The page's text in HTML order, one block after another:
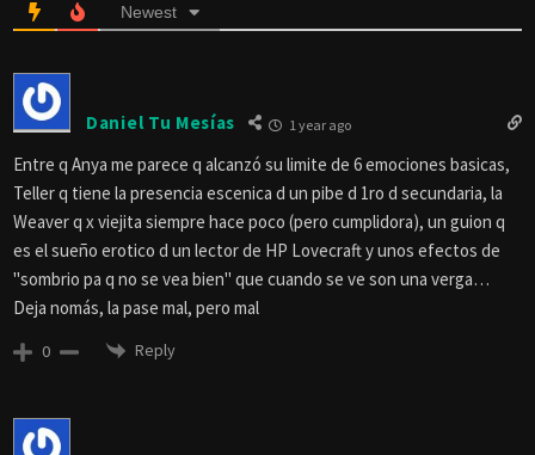
Newest
Daniel Tu Mesías 1 year ago
Entre q Anya me parece q alcanzó su limite de 6 emociones basicas,
Teller q tiene la presencia escenica d un pibe d 1ro d secundaria, la
Weaver q x viejita siempre hace poco (pero cumplidora), un guion q
es el sueño erotico d un lector de HP Lovecraft y unos efectos de
"sombrio pa q no se vea bien" que cuando se ve son una verga…
Deja nomás, la pase mal, pero mal
0 Reply